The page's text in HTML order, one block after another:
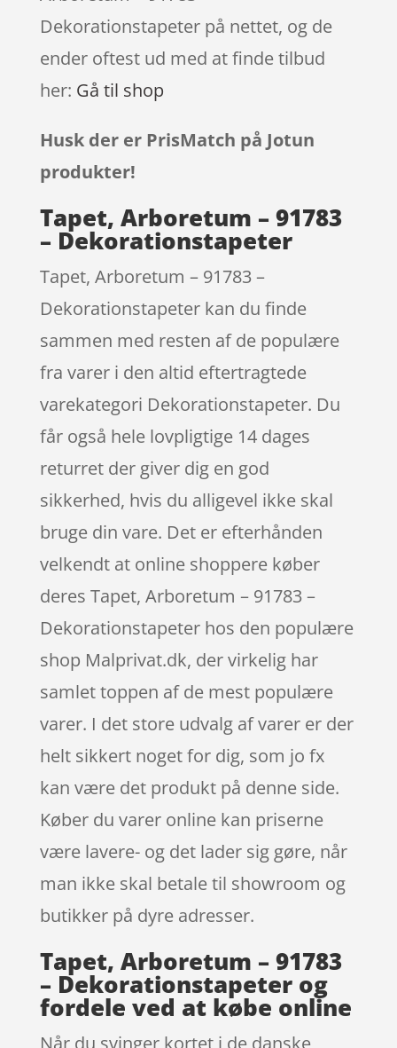
Dekorationstapeter på nettet, og de
ender oftest ud med at finde tilbud
her: Gå til shop
Husk der er PrisMatch på Jotun
produkter!
Tapet, Arboretum – 91783
– Dekorationstapeter
Tapet, Arboretum – 91783 –
Dekorationstapeter kan du finde
sammen med resten af de populære
fra varer i den altid eftertragtede
varekategori Dekorationstapeter. Du
får også hele lovpligtige 14 dages
returret der giver dig en god
sikkerhed, hvis du alligevel ikke skal
bruge din vare. Det er efterhånden
velkendt at online shoppere køber
deres Tapet, Arboretum – 91783 –
Dekorationstapeter hos den populære
shop Malprivat.dk, der virkelig har
samlet toppen af de mest populære
varer. I det store udvalg af varer er der
helt sikkert noget for dig, som jo fx
kan være det produkt på denne side.
Køber du varer online kan priserne
være lavere- og det lader sig gøre, når
man ikke skal betale til showroom og
butikker på dyre adresser.
Tapet, Arboretum – 91783
– Dekorationstapeter og
fordele ved at købe online
Når du svinger kortet i de danske